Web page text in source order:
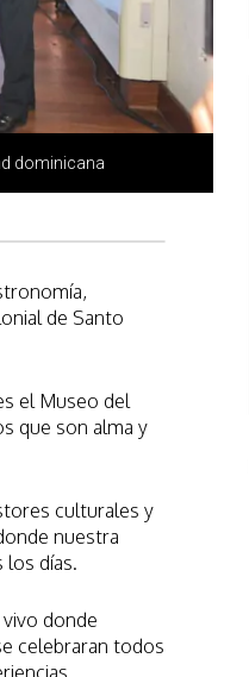
dominicana
de Santo
el Museo del
que son alma y
culturales y
nuestra
los días.
donde
celebraran todos